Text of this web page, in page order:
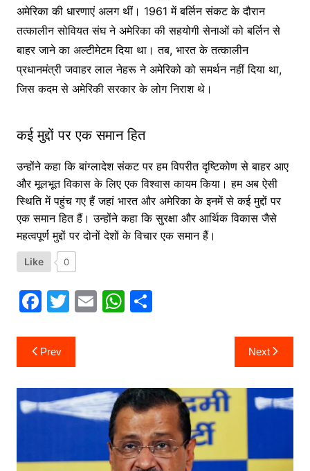
अमेरिका की धारणाएं अलग थीं। 1961 में बर्लिन संकट के दौरान
तत्कालीन सोवियत संघ ने अमेरिका की सहयोगी सेनाओं को बर्लिन से
बाहर जाने का अल्टीमेटम दिया था। तब, भारत के तत्कालीन
प्रधानमंत्री जवाहर लाल नेहरू ने अमेरिको को समर्थन नहीं दिया था,
जिस कदम से अमेरिकी सरकार के लोग निराश थे।
कई मुद्दों पर एक समान हित
उन्होंने कहा कि बांग्लादेश संकट पर हम विपरीत दृष्टिकोण से बाहर आए
और मूलभूत विकास के लिए एक विश्वास कायम किया। हम अब ऐसी
स्थिति में पहुंच गए हैं जहां भारत और अमेरिका के इनमें से कई मुद्दों पर
एक समान हित हैं। उन्होंने कहा कि सुरक्षा और आर्थिक विकास जैसे
महत्वपूर्ण मुद्दों पर दोनों देशों के विचार एक समान हैं।
Like 0
F
c
e
b
o
k
T
itt
er
E W
A
p
p
S
Post
navigation
Prev Next